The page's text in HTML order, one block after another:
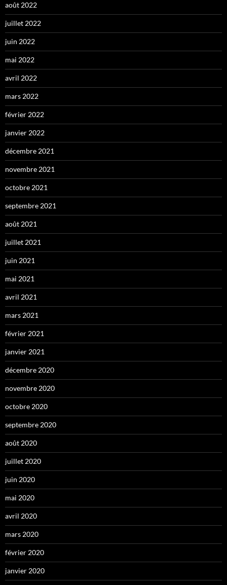
août 2022
juillet 2022
juin 2022
mai 2022
avril 2022
mars 2022
février 2022
janvier 2022
décembre 2021
novembre 2021
octobre 2021
septembre 2021
août 2021
juillet 2021
juin 2021
mai 2021
avril 2021
mars 2021
février 2021
janvier 2021
décembre 2020
novembre 2020
octobre 2020
septembre 2020
août 2020
juillet 2020
juin 2020
mai 2020
avril 2020
mars 2020
février 2020
janvier 2020